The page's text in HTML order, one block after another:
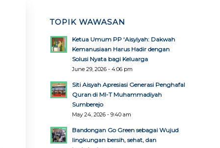
TOPIK WAWASAN
Ketua Umum PP ‘Aisyiyah: Dakwah
Kemanusiaan Harus Hadir dengan
Solusi Nyata bagi Keluarga
June 29, 2026 - 4:06 pm
Siti Aisyah Apresiasi Generasi Penghafal
Quran di MI-T Muhammadiyah
Sumberejo
May 24, 2026 - 9:40 am
Bandongan Go Green sebagai Wujud
lingkungan bersih, sehat, dan